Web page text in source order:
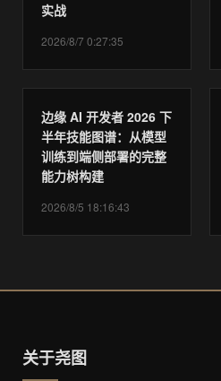
实战
2026/8/7 0:27:35
边缘 AI 开发者 2026 下
半年技能图谱：从模型
训练到端侧部署的完整
能力树构建
2026/8/5 18:16:43
关于尧图